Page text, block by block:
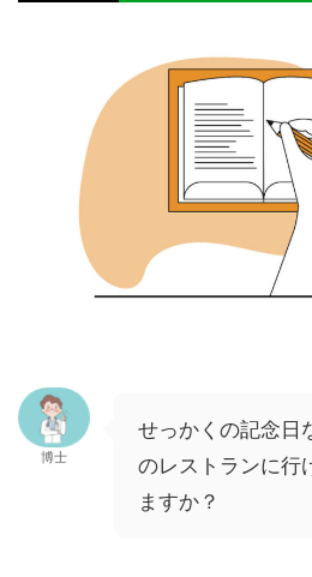
博士
せっかくの記念日
のレストランに行
ますか？